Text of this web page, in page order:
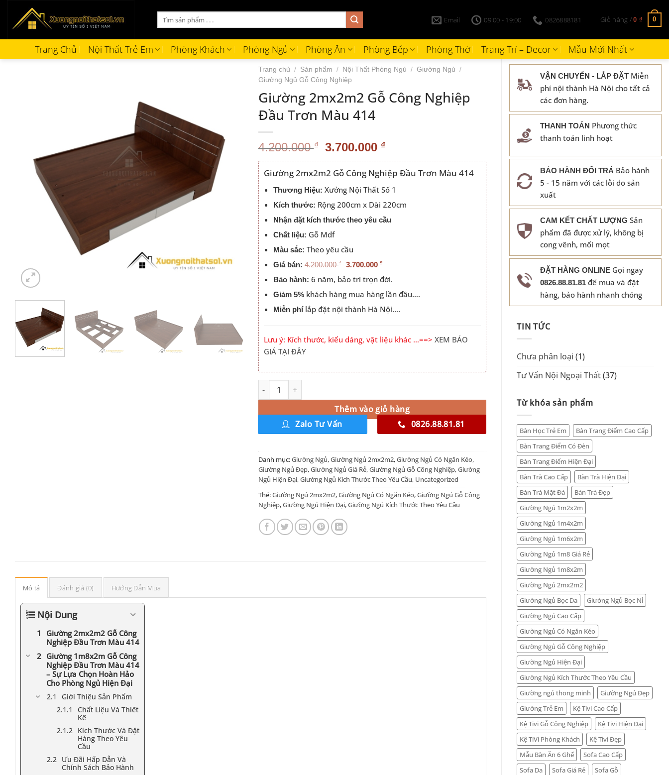
Tìm
kiếm:
Email 09:00 - 19:00 0826888181 Giỏ hàng /0 ₫ 0
Trang Chủ Nội Thất Trẻ Em Phòng Khách Phòng Ngủ Phòng Ăn Phòng Bếp Phòng Thờ Trang Trí – Decor Mẫu Mới Nhất
VẬN CHUYỂN - LẮP ĐẶT Miễn
phí nội thành Hà Nội cho tất cả
các đơn hàng.
THANH TOÁN Phương thức
thanh toán linh hoạt
BẢO HÀNH ĐỔI TRẢ Bảo hành
5 - 15 năm với các lỗi do sản
xuất
CAM KẾT CHẤT LƯỢNG Sản
phẩm đã được xử lý, không bị
cong vênh, mối mọt
ĐẶT HÀNG ONLINE Gọi ngay
0826.88.81.81 để mua và đặt
hàng, bảo hành nhanh chóng
TIN TỨC
Chưa phân loại (1)
Tư Vấn Nội Ngoại Thất(37)
Từ khóa sản phẩm
Bàn Học Trẻ Em
Bàn Trang Điểm Cao Cấp
Bàn Trang Điểm Có Đèn
Bàn Trang Điểm Hiện Đại
Bàn Trà Cao Cấp
Bàn Trà Hiện Đại
Bàn Trà Mặt Đá
Bàn Trà Đẹp
Giường Ngủ 1m2x2m
Giường Ngủ 1m4x2m
Giường Ngủ 1m6x2m
Giường Ngủ 1m8 Giá Rẻ
Giường Ngủ 1m8x2m
Giường Ngủ 2mx2m2
Giường Ngủ Bọc Da
Giường Ngủ Bọc Nỉ
Giường Ngủ Cao Cấp
Giường Ngủ Có Ngăn Kéo
Giường Ngủ Gỗ Công Nghiệp
Giường Ngủ Hiện Đại
Giường Ngủ Kích Thước Theo Yêu Cầu
Giường ngủ thong minh
Giường Ngủ Đẹp
Giường Trẻ Em
Kệ Tivi Cao Cấp
Kệ Tivi Gỗ Công Nghiệp
Kệ Tivi Hiện Đại
Kệ TiVi Phòng Khách
Kệ Tivi Đẹp
Mẫu Bàn Ăn 6 Ghế
Sofa Cao Cấp
Sofa Da
Sofa Giá Rẻ
Sofa Gỗ
Trang chủ / Sản phẩm / Nội Thất Phòng Ngủ / Giường Ngủ
/
Giường Ngủ Gỗ Công Nghiệp
Giường 2mx2m2 Gỗ Công Nghiệp
Đầu Trơn Màu 414
4.200.000₫ Giá
gốc
là:
4.200.000 ₫.
3.700.000 ₫Giá
hiện
tại
là:
3.700.000 ₫.
Giường 2mx2m2 Gỗ Công Nghiệp Đầu Trơn Màu 414
Thương Hiệu: Xưởng Nội Thất Số 1
Kích thước: Rộng 200cm x Dài 220cm
Nhận đặt kích thước theo yêu cầu
Chất liệu: Gỗ Mdf
Màu sắc: Theo yêu cầu
Giá bán: 4.200.000 ₫ 3.700.000 ₫
Bảo hành: 6 năm, bảo trì trọn đời.
Giảm 5% khách hàng mua hàng lần đầu….
Miễn phílắp đặt nội thành Hà Nội….
Lưu ý: Kích thước, kiểu dáng, vật liệu khác …==> XEM BÁO
GIÁ TẠI ĐÂY
Giường 2mx2m2 Gỗ Công Nghiệp Đầu Trơn Màu 414 số lượng
Thêm vào giỏ hàng
Alternative:
Zalo Tư Vấn 0826.88.81.81
Danh mục:Giường Ngủ,Giường Ngủ 2mx2m2,Giường Ngủ Có Ngăn Kéo,
Giường Ngủ Đẹp,Giường Ngủ Giá Rẻ,Giường Ngủ Gỗ Công Nghiệp,Giường
Ngủ Hiện Đại,Giường Ngủ Kích Thước Theo Yêu Cầu, Uncategorized
Thẻ:Giường Ngủ 2mx2m2,Giường Ngủ Có Ngăn Kéo,Giường Ngủ Gỗ Công
Nghiệp,Giường Ngủ Hiện Đại,Giường Ngủ Kích Thước Theo Yêu Cầu
Mô tả Đánh giá (0) Hướng Dẫn Mua
Nội Dung
Giường 2mx2m2 Gỗ Công
Nghiệp Đầu Trơn Màu 414
Giường 1m8x2m Gỗ Công
Nghiệp Đầu Trơn Màu 414
– Sự Lựa Chọn Hoàn Hảo
Cho Phòng Ngủ Hiện Đại
Giới Thiệu Sản Phẩm
Chất Liệu Và Thiết
Kế
Kích Thước Và Đặt
Hàng Theo Yêu
Cầu
Ưu Đãi Hấp Dẫn Và
Chính Sách Bảo Hành